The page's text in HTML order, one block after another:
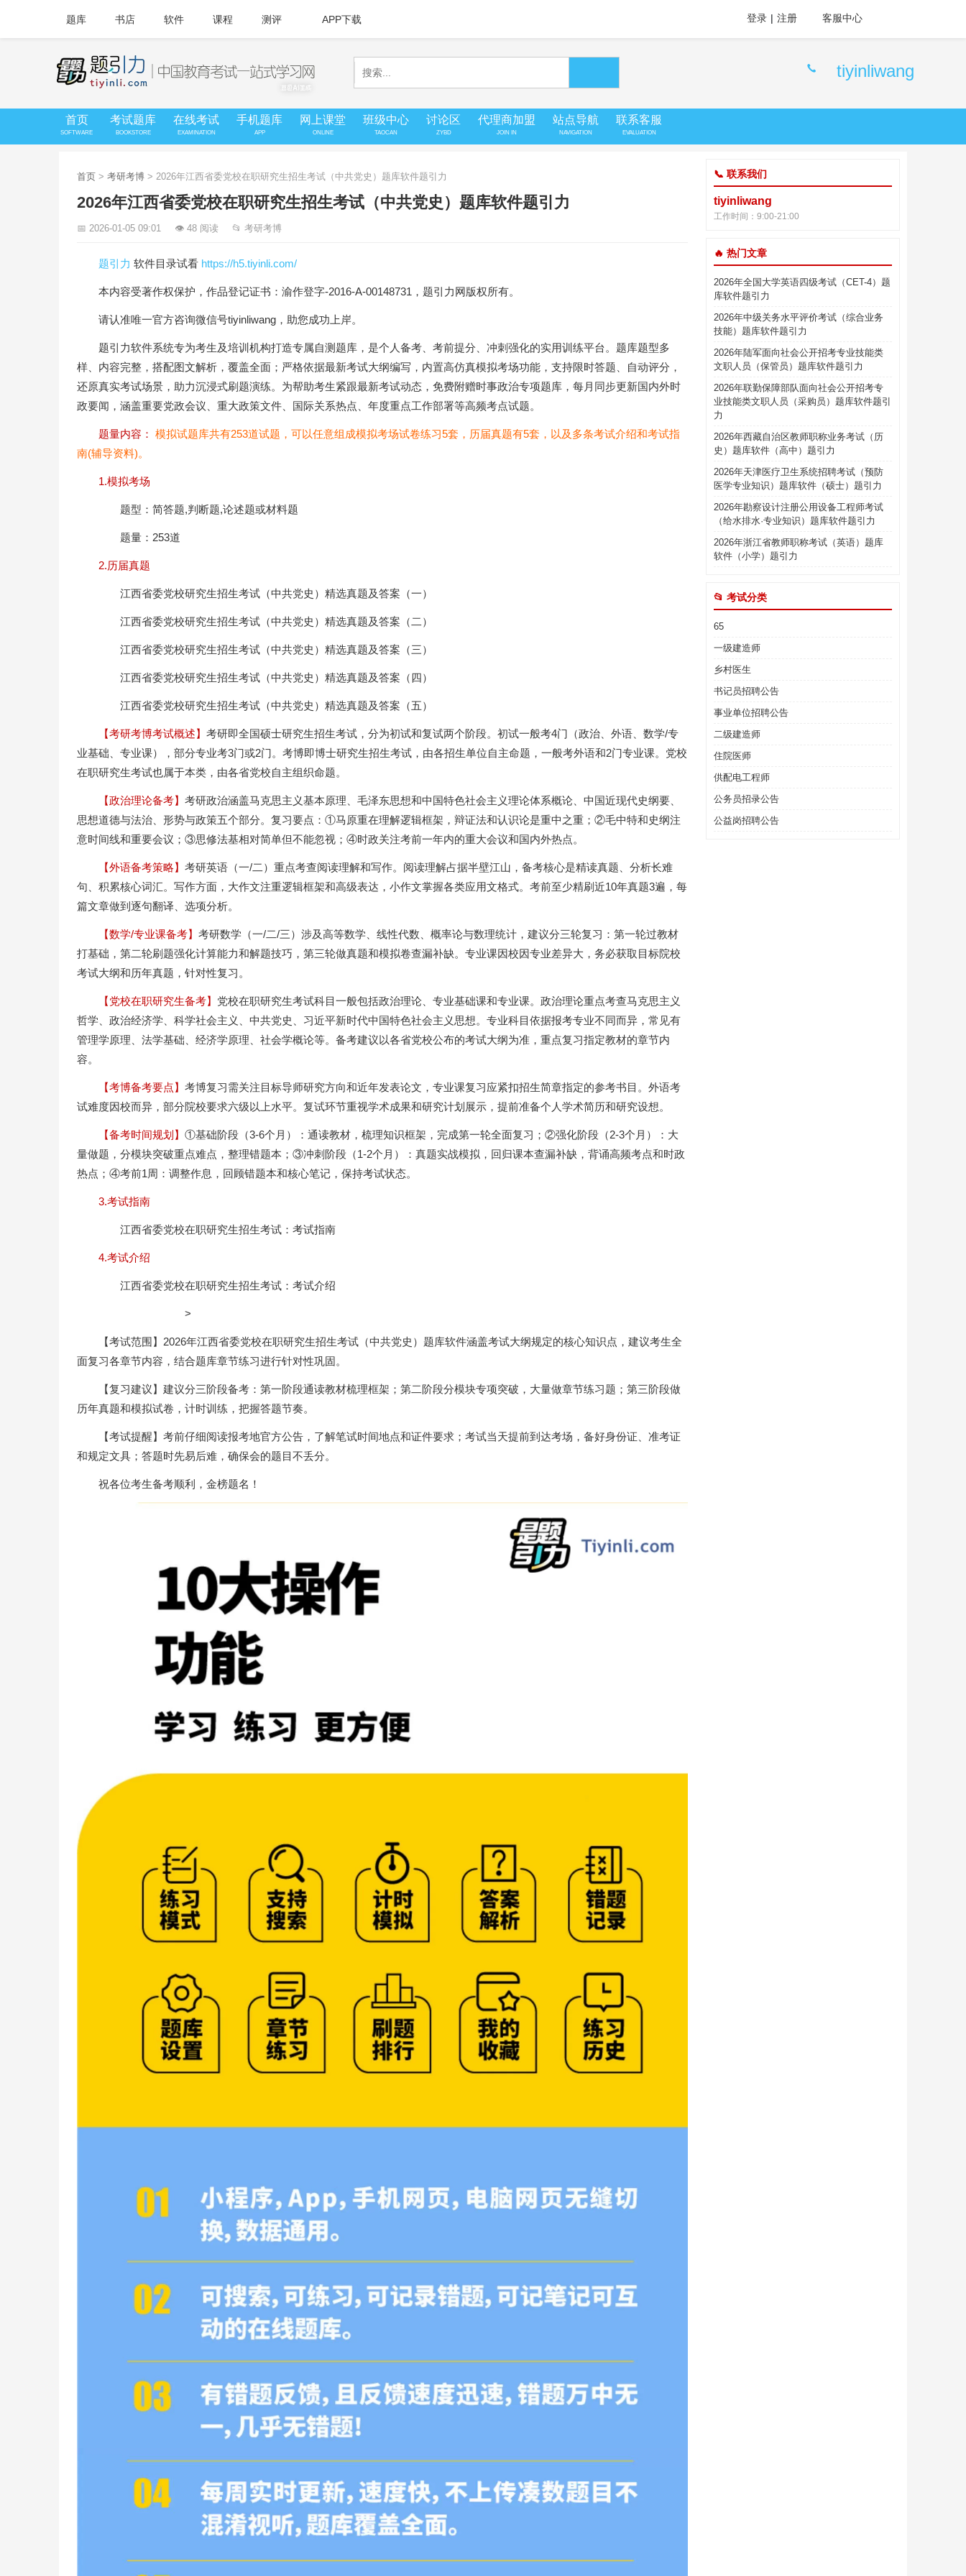
题库 书店 软件 课程 测评 APP下载 登录 | 注册 客服中心
tiyinliwang
首页
SOFTWARE
考试题库
BOOKSTORE
在线考试
EXAMINATION
手机题库
APP
网上课堂
ONLINE
班级中心
TAOCAN
讨论区
ZYBD
代理商加盟
JOIN IN
站点导航
NAVIGATION
联系客服
EVALUATION
首页 > 考研考博 > 2026年江西省委党校在职研究生招生考试（中共党史）题库软件题引力
2026年江西省委党校在职研究生招生考试（中共党史）题库软件题引力
📅 2026-01-05 09:01 👁 48 阅读 📂 考研考博
题引力 软件目录试看 https://h5.tiyinli.com/
本内容受著作权保护，作品登记证书：渝作登字-2016-A-00148731，题引力网版权所有。
请认准唯一官方咨询微信号tiyinliwang，助您成功上岸。
题引力软件系统专为考生及培训机构打造专属自测题库，是个人备考、考前提分、冲刺强化的实用训练平台。题库题型多
样、内容完整，搭配图文解析，覆盖全面；严格依据最新考试大纲编写，内置高仿真模拟考场功能，支持限时答题、自动评分，
还原真实考试场景，助力沉浸式刷题演练。为帮助考生紧跟最新考试动态，免费附赠时事政治专项题库，每月同步更新国内外时
政要闻，涵盖重要党政会议、重大政策文件、国际关系热点、年度重点工作部署等高频考点试题。
题量内容： 模拟试题库共有253道试题，可以任意组成模拟考场试卷练习5套，历届真题有5套，以及多条考试介绍和考试指
南(辅导资料)。
1.模拟考场
题型：简答题,判断题,论述题或材料题
题量：253道
2.历届真题
江西省委党校研究生招生考试（中共党史）精选真题及答案（一）
江西省委党校研究生招生考试（中共党史）精选真题及答案（二）
江西省委党校研究生招生考试（中共党史）精选真题及答案（三）
江西省委党校研究生招生考试（中共党史）精选真题及答案（四）
江西省委党校研究生招生考试（中共党史）精选真题及答案（五）
【考研考博考试概述】 考研即全国硕士研究生招生考试，分为初试和复试两个阶段。初试一般考4门（政治、外语、数学/专
业基础、专业课），部分专业考3门或2门。考博即博士研究生招生考试，由各招生单位自主命题，一般考外语和2门专业课。党校
在职研究生考试也属于本类，由各省党校自主组织命题。
【政治理论备考】 考研政治涵盖马克思主义基本原理、毛泽东思想和中国特色社会主义理论体系概论、中国近现代史纲要、
思想道德与法治、形势与政策五个部分。复习要点：①马原重在理解逻辑框架，辩证法和认识论是重中之重；②毛中特和史纲注
意时间线和重要会议；③思修法基相对简单但不能忽视；④时政关注考前一年内的重大会议和国内外热点。
【外语备考策略】 考研英语（一/二）重点考查阅读理解和写作。阅读理解占据半壁江山，备考核心是精读真题、分析长难
句、积累核心词汇。写作方面，大作文注重逻辑框架和高级表达，小作文掌握各类应用文格式。考前至少精刷近10年真题3遍，每
篇文章做到逐句翻译、选项分析。
【数学/专业课备考】 考研数学（一/二/三）涉及高等数学、线性代数、概率论与数理统计，建议分三轮复习：第一轮过教材
打基础，第二轮刷题强化计算能力和解题技巧，第三轮做真题和模拟卷查漏补缺。专业课因校因专业差异大，务必获取目标院校
考试大纲和历年真题，针对性复习。
【党校在职研究生备考】 党校在职研究生考试科目一般包括政治理论、专业基础课和专业课。政治理论重点考查马克思主义
哲学、政治经济学、科学社会主义、中共党史、习近平新时代中国特色社会主义思想。专业科目依据报考专业不同而异，常见有
管理学原理、法学基础、经济学原理、社会学概论等。备考建议以各省党校公布的考试大纲为准，重点复习指定教材的章节内
容。
【考博备考要点】 考博复习需关注目标导师研究方向和近年发表论文，专业课复习应紧扣招生简章指定的参考书目。外语考
试难度因校而异，部分院校要求六级以上水平。复试环节重视学术成果和研究计划展示，提前准备个人学术简历和研究设想。
【备考时间规划】 ①基础阶段（3-6个月）：通读教材，梳理知识框架，完成第一轮全面复习；②强化阶段（2-3个月）：大
量做题，分模块突破重点难点，整理错题本；③冲刺阶段（1-2个月）：真题实战模拟，回归课本查漏补缺，背诵高频考点和时政
热点；④考前1周：调整作息，回顾错题本和核心笔记，保持考试状态。
3.考试指南
江西省委党校在职研究生招生考试：考试指南
4.考试介绍
江西省委党校在职研究生招生考试：考试介绍
>
【考试范围】2026年江西省委党校在职研究生招生考试（中共党史）题库软件涵盖考试大纲规定的核心知识点，建议考生全
面复习各章节内容，结合题库章节练习进行针对性巩固。
【复习建议】建议分三阶段备考：第一阶段通读教材梳理框架；第二阶段分模块专项突破，大量做章节练习题；第三阶段做
历年真题和模拟试卷，计时训练，把握答题节奏。
【考试提醒】考前仔细阅读报考地官方公告，了解笔试时间地点和证件要求；考试当天提前到达考场，备好身份证、准考证
和规定文具；答题时先易后难，确保会的题目不丢分。
祝各位考生备考顺利，金榜题名！
📞 联系我们
tiyinliwang
工作时间：9:00-21:00
🔥 热门文章
2026年全国大学英语四级考试（CET-4）题
库软件题引力
2026年中级关务水平评价考试（综合业务
技能）题库软件题引力
2026年陆军面向社会公开招考专业技能类
文职人员（保管员）题库软件题引力
2026年联勤保障部队面向社会公开招考专
业技能类文职人员（采购员）题库软件题引
力
2026年西藏自治区教师职称业务考试（历
史）题库软件（高中）题引力
2026年天津医疗卫生系统招聘考试（预防
医学专业知识）题库软件（硕士）题引力
2026年勘察设计注册公用设备工程师考试
（给水排水·专业知识）题库软件题引力
2026年浙江省教师职称考试（英语）题库
软件（小学）题引力
📂 考试分类
65
一级建造师
乡村医生
书记员招聘公告
事业单位招聘公告
二级建造师
住院医师
供配电工程师
公务员招录公告
公益岗招聘公告